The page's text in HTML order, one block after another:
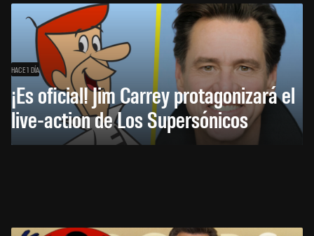
HACE 1 DÍA
¡Es oficial! Jim Carrey protagonizará el
live-action de Los Supersónicos